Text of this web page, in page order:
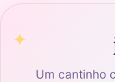
Um cantinho